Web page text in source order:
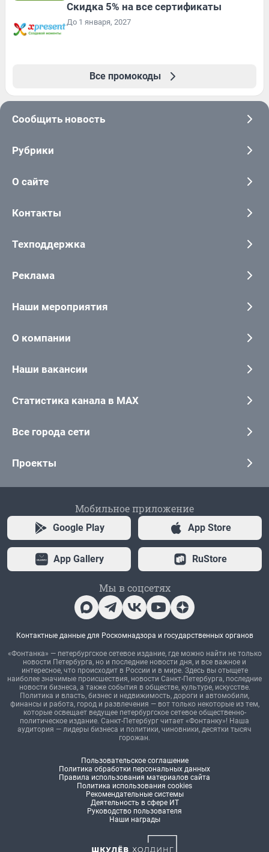
Скидка 5% на все сертификаты
До 1 января, 2027
Все промокоды
Сообщить новость
Рубрики
О сайте
Контакты
Техподдержка
Реклама
Наши мероприятия
О компании
Наши вакансии
Статистика канала в MAX
Все города сети
Проекты
Мобильное приложение
Google Play App Store
App Gallery RuStore
Мы в соцсетях
Контактные данные для Роскомнадзора и государственных органов
«Фонтанка» — петербургское сетевое издание, где можно найти не только
новости Петербурга, но и последние новости дня, и все важное и
интересное, что происходит в России и в мире. Здесь вы отыщете
наиболее значимые происшествия, новости Санкт-Петербурга, последние
новости бизнеса, а также события в обществе, культуре, искусстве.
Политика и власть, бизнес и недвижимость, дороги и автомобили,
финансы и работа, город и развлечения — вот только некоторые из тем,
которые освещает ведущее петербургское сетевое общественно-
политическое издание. Санкт-Петербург читает «Фонтанку»! Наша
аудитория — лидеры бизнеса и политики, чиновники, десятки тысяч
горожан.
Пользовательское соглашение
Политика обработки персональных данных
Правила использования материалов сайта
Политика использования cookies
Рекомендательные системы
Деятельность в сфере ИТ
Руководство пользователя
Наши награды